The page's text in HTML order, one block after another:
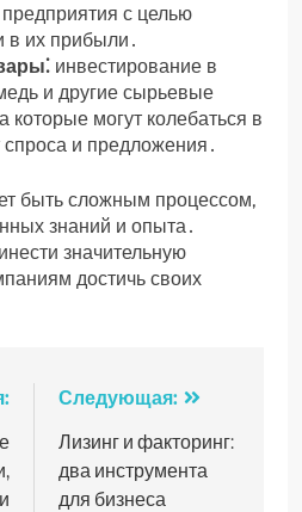
с целью
в их прибыли․
инвестирование в
и другие сырьевые
которые могут колебаться в
спроса и предложения․
быть сложным процессом,
знаний и опыта․
значительную
достичь своих
Следующая:
Лизинг и факторинг:
два инструмента
для бизнеса